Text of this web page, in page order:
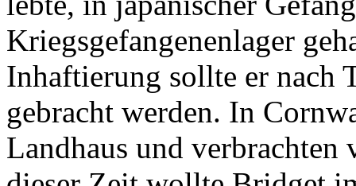
Kriegsgefangenenlager
Inhaftierung sollte er nach
gebracht werden. In
Landhaus und